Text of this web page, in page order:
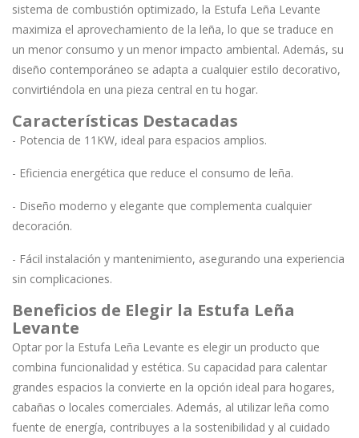
sistema de combustión optimizado, la Estufa Leña Levante
maximiza el aprovechamiento de la leña, lo que se traduce en
un menor consumo y un menor impacto ambiental. Además, su
diseño contemporáneo se adapta a cualquier estilo decorativo,
convirtiéndola en una pieza central en tu hogar.
Características Destacadas
- Potencia de 11KW, ideal para espacios amplios.
- Eficiencia energética que reduce el consumo de leña.
- Diseño moderno y elegante que complementa cualquier
decoración.
- Fácil instalación y mantenimiento, asegurando una experiencia
sin complicaciones.
Beneficios de Elegir la Estufa Leña
Levante
Optar por la Estufa Leña Levante es elegir un producto que
combina funcionalidad y estética. Su capacidad para calentar
grandes espacios la convierte en la opción ideal para hogares,
cabañas o locales comerciales. Además, al utilizar leña como
fuente de energía, contribuyes a la sostenibilidad y al cuidado